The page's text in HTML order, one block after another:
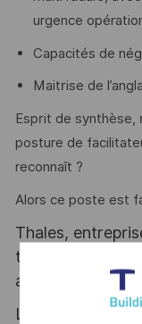
urgence
Capacités de
Maitrise de
Esprit de synthèse,
posture de
reconnaît ?
Alors ce poste est
Thales,
tous les talents.
atout. Postulez
Le poste